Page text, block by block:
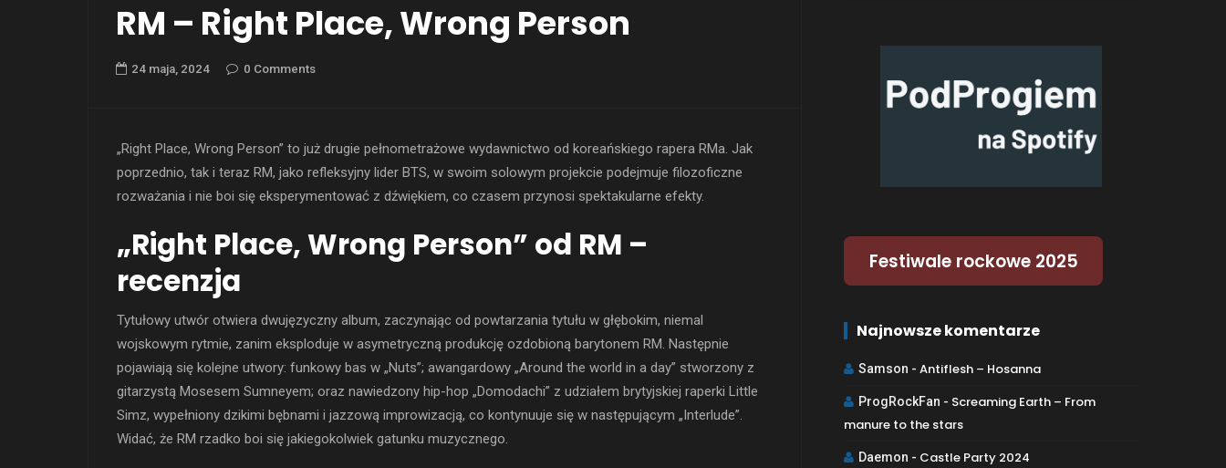
RM – Right Place, Wrong Person
24 maja, 2024 0 Comments
„Right Place, Wrong Person” to już drugie pełnometrażowe wydawnictwo od koreańskiego rapera RMa. Jak
poprzednio, tak i teraz RM, jako refleksyjny lider BTS, w swoim solowym projekcie podejmuje filozoficzne
rozważania i nie boi się eksperymentować z dźwiękiem, co czasem przynosi spektakularne efekty.
„Right Place, Wrong Person” od RM –
recenzja
Tytułowy utwór otwiera dwujęzyczny album, zaczynając od powtarzania tytułu w głębokim, niemal
wojskowym rytmie, zanim eksploduje w asymetryczną produkcję ozdobioną barytonem RM. Następnie
pojawiają się kolejne utwory: funkowy bas w „Nuts”; awangardowy „Around the world in a day” stworzony z
gitarzystą Mosesem Sumneyem; oraz nawiedzony hip-hop „Domodachi” z udziałem brytyjskiej raperki Little
Simz, wypełniony dzikimi bębnami i jazzową improwizacją, co kontynuuje się w następującym „Interlude”.
Widać, że RM rzadko boi się jakiegokolwiek gatunku muzycznego.
Festiwale rockowe 2025
Najnowsze komentarze
Samson -Antiflesh – Hosanna
ProgRockFan - Screaming Earth – From
manure to the stars
Daemon - Castle Party 2024